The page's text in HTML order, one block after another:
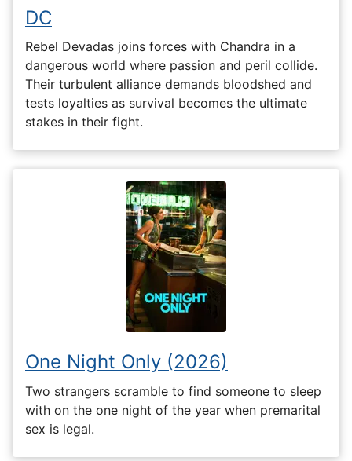
DC
Rebel Devadas joins forces with Chandra in a
dangerous world where passion and peril collide.
Their turbulent alliance demands bloodshed and
tests loyalties as survival becomes the ultimate
stakes in their fight.
One Night Only (2026)
Two strangers scramble to find someone to sleep
with on the one night of the year when premarital
sex is legal.